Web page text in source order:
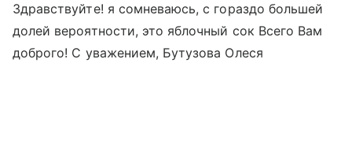
Здравствуйте! я сомневаюсь, с гораздо большей
долей вероятности, это яблочный сок Всего Вам
доброго! С уважением, Бутузова Олеся